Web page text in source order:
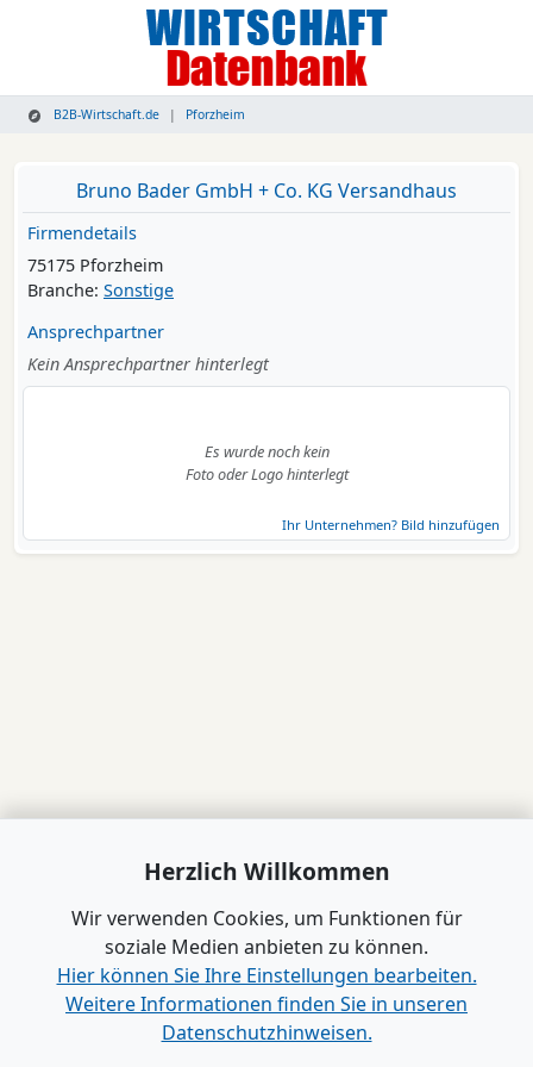
B2B-Wirtschaft.de Pforzheim
Bruno Bader GmbH + Co. KG Versandhaus
Firmendetails
75175 Pforzheim
Branche: Sonstige
Ansprechpartner
Kein Ansprechpartner hinterlegt
Es wurde noch kein
Foto oder Logo hinterlegt
Ihr Unternehmen? Bild hinzufügen
Herzlich Willkommen
Wir verwenden Cookies, um Funktionen für
soziale Medien anbieten zu können.
Hier können Sie Ihre Einstellungen bearbeiten.
Weitere Informationen finden Sie in unseren
Datenschutzhinweisen.